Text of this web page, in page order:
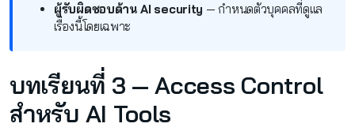
ผู้รับผิดชอบด้าน AI security — กำหนดตัวบุคคลที่ดูแล
เรื่องนี้โดยเฉพาะ
บทเรียนที่ 3 — Access Control
สำหรับ AI Tools